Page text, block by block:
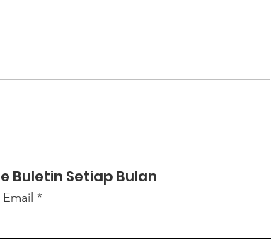
Maut Demi Masa Depan,
Buletin Setiap Bulan